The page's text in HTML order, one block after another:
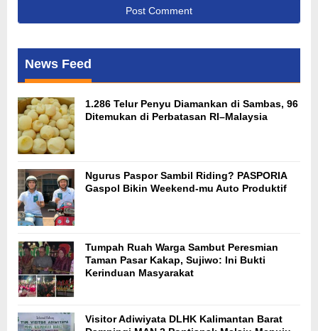
News Feed
1.286 Telur Penyu Diamankan di Sambas, 96
Ditemukan di Perbatasan RI–Malaysia
Ngurus Paspor Sambil Riding? PASPORIA
Gaspol Bikin Weekend-mu Auto Produktif
Tumpah Ruah Warga Sambut Peresmian
Taman Pasar Kakap, Sujiwo: Ini Bukti
Kerinduan Masyarakat
Visitor Adiwiyata DLHK Kalimantan Barat